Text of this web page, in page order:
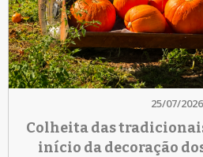
25/07/2026
Colheita das
início da decoração